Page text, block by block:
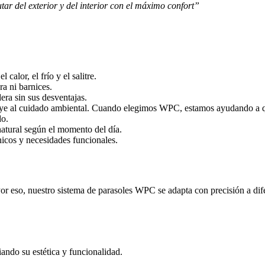
del exterior y del interior con el máximo confort”
calor, el frío y el salitre.
ni barnices.
sin sus desventajas.
al cuidado ambiental. Cuando elegimos WPC, estamos ayudando
según el momento del día.
y necesidades funcionales.
eso, nuestro sistema de parasoles WPC se adapta con precisión a
su estética y funcionalidad.